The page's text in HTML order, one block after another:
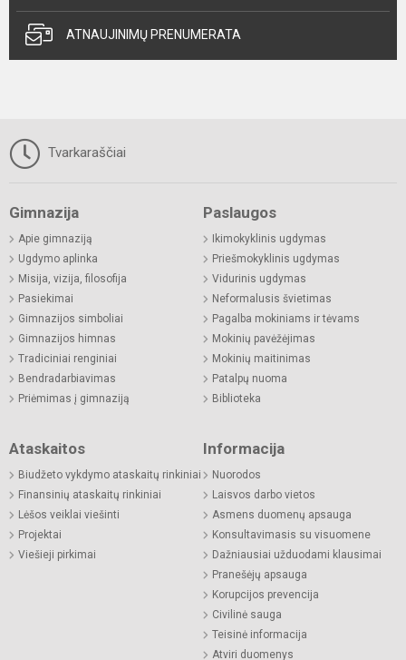
ATNAUJINIMŲ PRENUMERATA
Tvarkaraščiai
Gimnazija
Apie gimnaziją
Ugdymo aplinka
Misija, vizija, filosofija
Pasiekimai
Gimnazijos simboliai
Gimnazijos himnas
Tradiciniai renginiai
Bendradarbiavimas
Priėmimas į gimnaziją
Paslaugos
Ikimokyklinis ugdymas
Priešmokyklinis ugdymas
Vidurinis ugdymas
Neformalusis švietimas
Pagalba mokiniams ir tėvams
Mokinių pavėžėjimas
Mokinių maitinimas
Patalpų nuoma
Biblioteka
Ataskaitos
Biudžeto vykdymo ataskaitų rinkiniai
Finansinių ataskaitų rinkiniai
Lėšos veiklai viešinti
Projektai
Viešieji pirkimai
Informacija
Nuorodos
Laisvos darbo vietos
Asmens duomenų apsauga
Konsultavimasis su visuomene
Dažniausiai užduodami klausimai
Pranešėjų apsauga
Korupcijos prevencija
Civilinė sauga
Teisinė informacija
Atviri duomenys